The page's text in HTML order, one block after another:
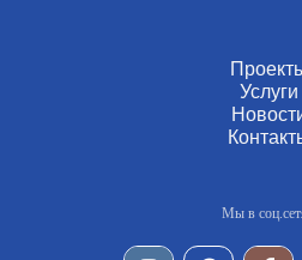
Услуги
Мы в